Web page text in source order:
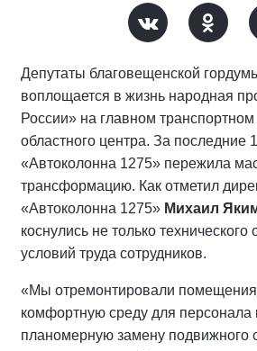
Депутаты благовещенской
воплощается в жизнь народная
России» на главном
областного центра. За последние
«Автоколонна 1275» пережила
трансформацию. Как отметил
«Автоколонна 1275» Михаил
коснулись не только
условий труда сотрудников.
«Мы отремонтировали
комфортную среду для
планомерную замену подвижного